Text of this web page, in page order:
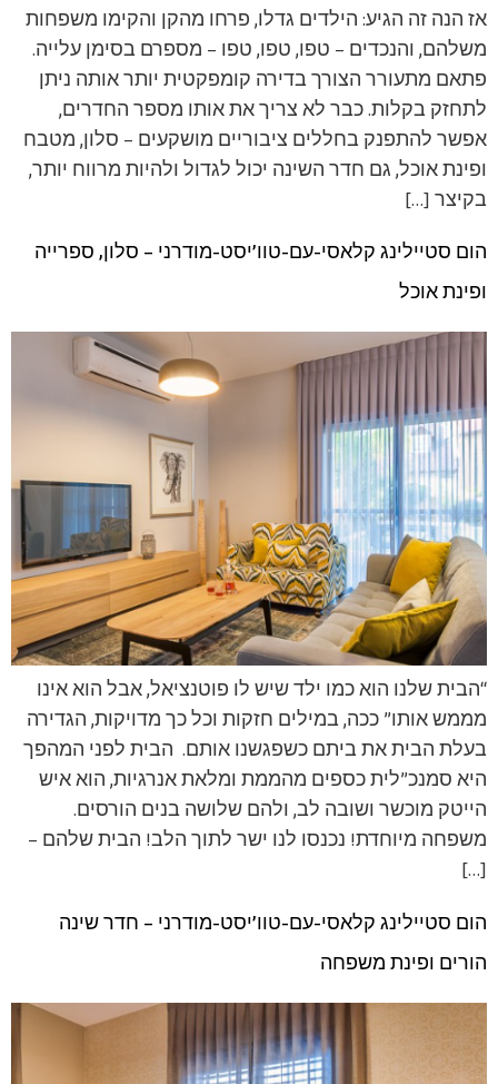
אז הנה זה הגיע: הילדים גדלו, פרחו מהקן והקימו משפחות
משלהם, והנכדים – טפו, טפו, טפו – מספרם בסימן עלייה.
פתאם מתעורר הצורך בדירה קומפקטית יותר אותה ניתן
לתחזק בקלות. כבר לא צריך את אותו מספר החדרים,
אפשר להתפנק בחללים ציבוריים מושקעים – סלון, מטבח
ופינת אוכל, גם חדר השינה יכול לגדול ולהיות מרווח יותר,
בקיצר […]
הום סטיילינג קלאסי-עם-טוו’יסט-מודרני – סלון, ספרייה
ופינת אוכל
“הבית שלנו הוא כמו ילד שיש לו פוטנציאל, אבל הוא אינו
מממש אותו” ככה, במילים חזקות וכל כך מדויקות, הגדירה
בעלת הבית את ביתם כשפגשנו אותם. הבית לפני המהפך
היא סמנכ”לית כספים מהממת ומלאת אנרגיות, הוא איש
הייטק מוכשר ושובה לב, ולהם שלושה בנים הורסים.
משפחה מיוחדת! נכנסו לנו ישר לתוך הלב! הבית שלהם –
[…]
הום סטיילינג קלאסי-עם-טוו’יסט-מודרני – חדר שינה
הורים ופינת משפחה